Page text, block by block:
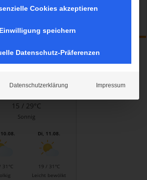
15 / 29°C
Sonnig
31°C
Di, 11.08.
19 / 31°C
Leicht bewölkt
Cookies akzeptieren
Einwilligung speichern
Datenschutz-Präferenzen
Datenschutzerklärung Impressum